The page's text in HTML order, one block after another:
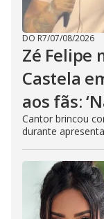
DO R7/07/08/2026
Zé Felipe
Castela
aos fãs:
Cantor brincou
durante